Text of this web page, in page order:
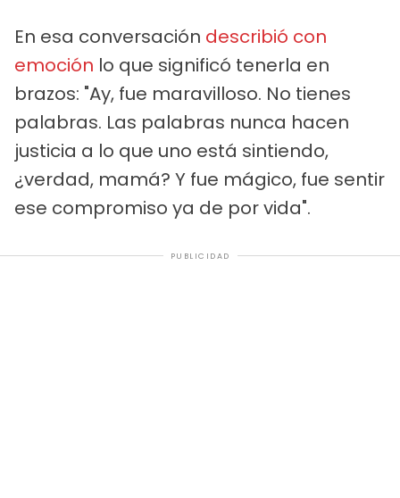
En esa conversación describió con
emoción lo que significó tenerla en
brazos: "Ay, fue maravilloso. No tienes
palabras. Las palabras nunca hacen
justicia a lo que uno está sintiendo,
¿verdad, mamá? Y fue mágico, fue sentir
ese compromiso ya de por vida".
PUBLICIDAD